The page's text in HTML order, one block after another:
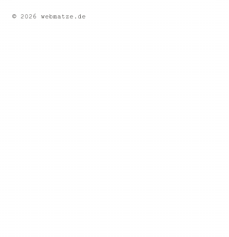
© 2026 webmatze.de